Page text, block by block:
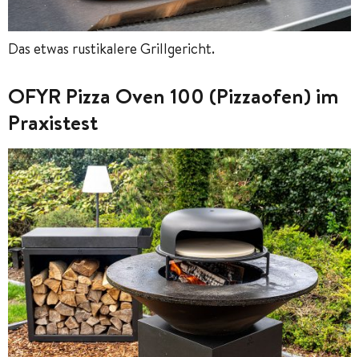
Das etwas rustikalere Grillgericht.
OFYR Pizza Oven 100 (Pizzaofen) im
Praxistest